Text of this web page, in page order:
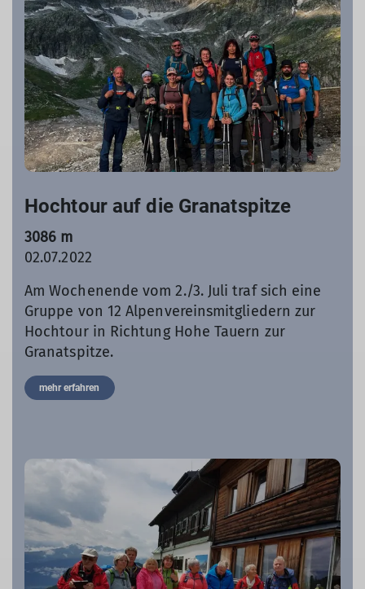
Hochtour auf die Granatspitze
3086 m
02.07.2022
Am Wochenende vom 2./3. Juli traf sich eine
Gruppe von 12 Alpenvereinsmitgliedern zur
Hochtour in Richtung Hohe Tauern zur
Granatspitze.
mehr erfahren